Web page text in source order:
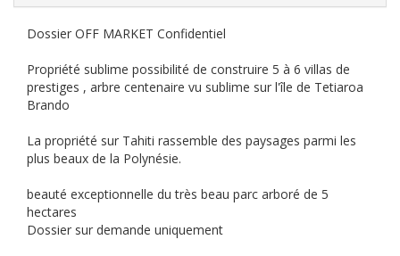
Dossier OFF MARKET Confidentiel
Propriété sublime possibilité de construire 5 à 6 villas de
prestiges , arbre centenaire vu sublime sur l'île de Tetiaroa
Brando
La propriété sur Tahiti rassemble des paysages parmi les
plus beaux de la Polynésie.
beauté exceptionnelle du très beau parc arboré de 5
hectares
Dossier sur demande uniquement